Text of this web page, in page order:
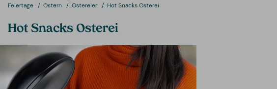
Feiertage Ostern Ostereier Hot Snacks Osterei
Hot Snacks Osterei